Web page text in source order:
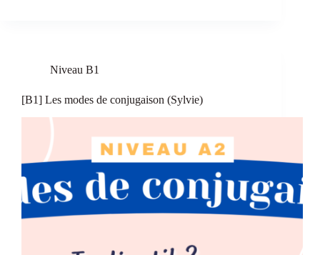
Niveau B1
[B1] Les modes de conjugaison (Sylvie)